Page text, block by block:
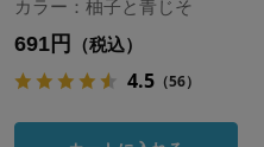
カラー：柚子と青じそ
691円 （税込）
4.5 （56）